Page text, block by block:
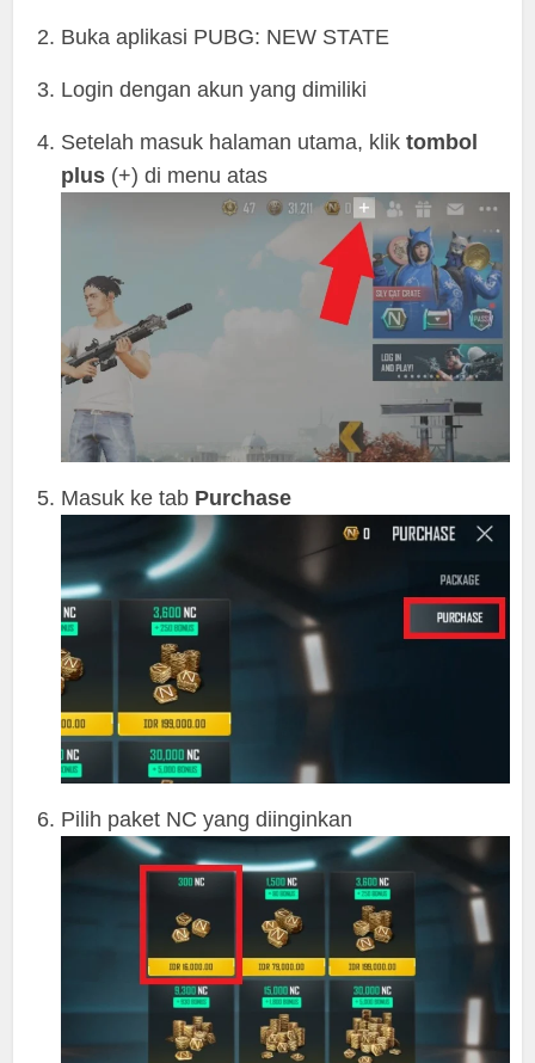
Buka aplikasi PUBG: NEW STATE
Login dengan akun yang dimiliki
Setelah masuk halaman utama, kliktombol
plus (+) di menu atas
Masuk ke tab Purchase
Pilih paket NC yang diinginkan